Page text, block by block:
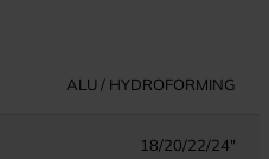
ALU / HYDROFORMING
18/20/22/24"